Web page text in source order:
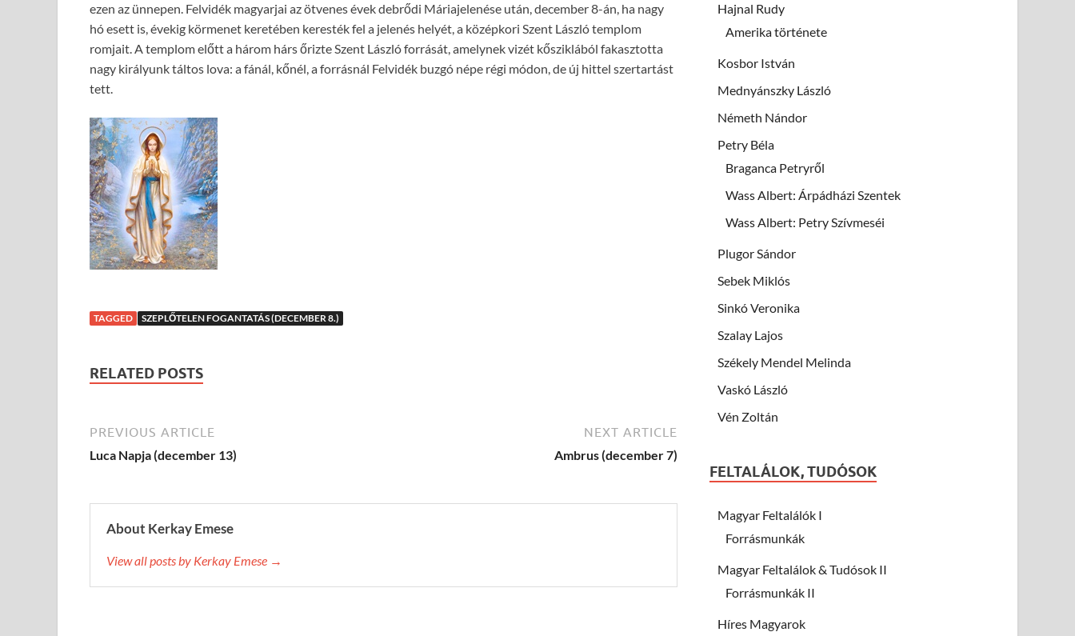
ezen az ünnepen. Felvidék magyarjai az ötvenes évek debrődi Máriajelenése után, december 8-án, ha nagy
hó esett is, évekig körmenet keretében keresték fel a jelenés helyét, a középkori Szent László templom
romjait. A templom előtt a három hárs őrizte Szent László forrását, amelynek vizét kősziklából fakasztotta
nagy királyunk táltos lova: a fánál, kőnél, a forrásnál Felvidék buzgó népe régi módon, de új hittel szertartást
tett.
TAGGED SZEPLŐTELEN FOGANTATÁS (DECEMBER 8.)
RELATED POSTS
PREVIOUS ARTICLE
Luca Napja (december 13)
NEXT ARTICLE
Ambrus (december 7)
About Kerkay Emese
View all posts by Kerkay Emese →
Hajnal Rudy
Amerika története
Kosbor István
Mednyánszky László
Németh Nándor
Petry Béla
Braganca Petryről
Wass Albert: Árpádházi Szentek
Wass Albert: Petry Szívmeséi
Plugor Sándor
Sebek Miklós
Sinkó Veronika
Szalay Lajos
Székely Mendel Melinda
Vaskó László
Vén Zoltán
FELTALÁLOK, TUDÓSOK
Magyar Feltalálók I
Forrásmunkák
Magyar Feltalálok & Tudósok II
Forrásmunkák II
Híres Magyarok